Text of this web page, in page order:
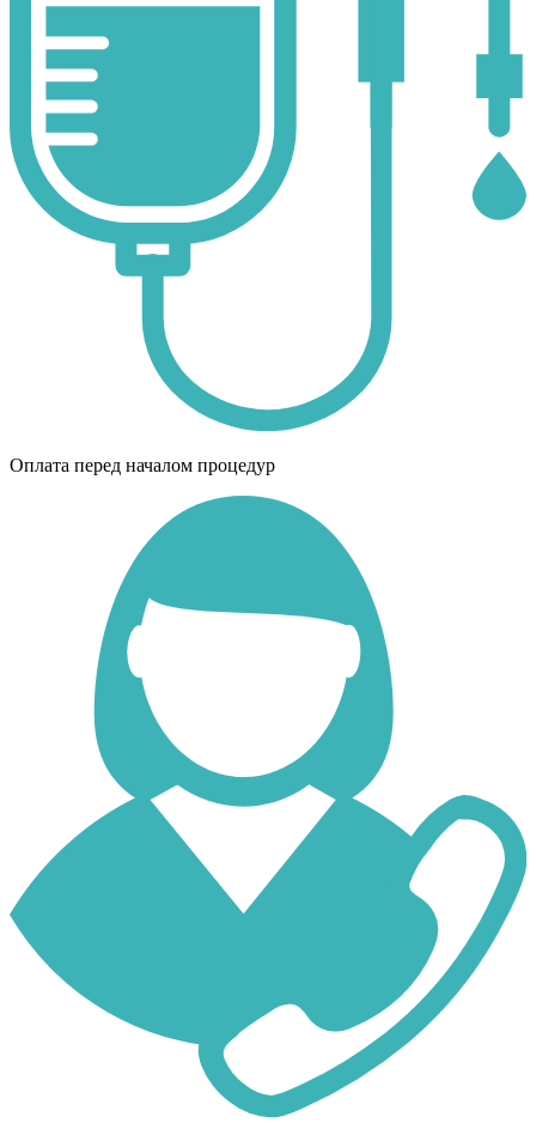
Оплата перед началом процедур